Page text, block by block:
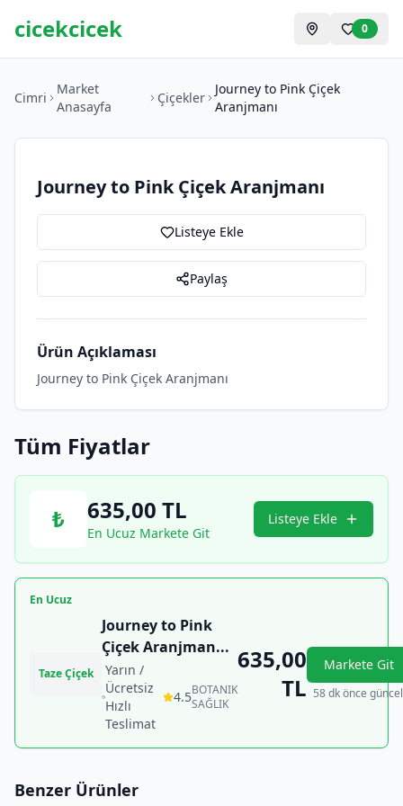
cicekcicek 0
Cimri
Market
Anasayfa
Çiçekler
Journey to Pink Çiçek
Aranjmanı
Journey to Pink Çiçek Aranjmanı
Listeye Ekle
Paylaş
Ürün Açıklaması
Journey to Pink Çiçek Aranjmanı
Tüm Fiyatlar
₺ 635,00 TL
En Ucuz Markete Git
Listeye Ekle
En Ucuz
Taze Çiçek
Journey to Pink
Çiçek Aranjman...
Yarın /
Ücretsiz
Hızlı
Teslimat
4.5BOTANIK
SAĞLIK
635,00
TL
Markete Git
58 dk önce
Benzer Ürünler